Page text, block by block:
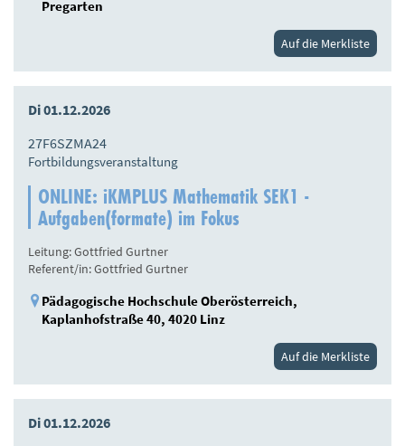
Pregarten
Auf die Merkliste
Di 01.12.2026
27F6SZMA24
Fortbildungsveranstaltung
ONLINE: iKMPLUS Mathematik SEK1 -
Aufgaben(formate) im Fokus
Leitung: Gottfried Gurtner
Referent/in: Gottfried Gurtner
Pädagogische Hochschule Oberösterreich,
Kaplanhofstraße 40, 4020 Linz
Auf die Merkliste
Di 01.12.2026